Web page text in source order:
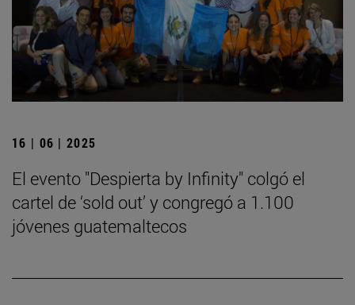
16 | 06 | 2025
El evento "Despierta by Infinity" colgó el
cartel de ‘sold out’ y congregó a 1.100
jóvenes guatemaltecos